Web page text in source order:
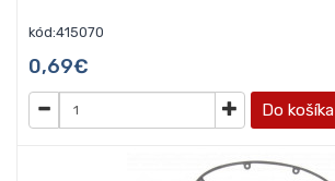
kód:415070
0,69€
Do košíka